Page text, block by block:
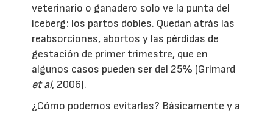
veterinario o ganadero solo ve la punta del
iceberg: los partos dobles. Quedan atrás las
reabsorciones, abortos y las pérdidas de
gestación de primer trimestre, que en
algunos casos pueden ser del 25% (Grimard
et al, 2006).
¿Cómo podemos evitarlas? Básicamente y a